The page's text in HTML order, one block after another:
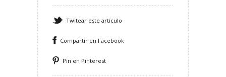
Twitear este artículo
Compartir en Facebook
Pin en Pinterest